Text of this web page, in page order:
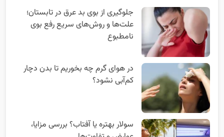
جلوگیری از بوی بد عرق در تابستان؛
علت‌ها و روش‌های سریع رفع بوی
نامطبوع
در هوای گرم چه بخوریم تا بدن دچار
کم‌آبی نشود؟
سولار بهتره یا آفتاب؟ بررسی مزایا،